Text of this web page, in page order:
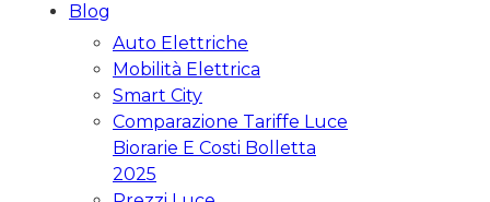
Blog
Auto Elettriche
Mobilità Elettrica
Smart City
Comparazione Tariffe Luce
Biorarie E Costi Bolletta
2025